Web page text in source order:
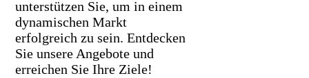
unterstützen Sie, um in einem
dynamischen Markt
erfolgreich zu sein. Entdecken
Sie unsere Angebote und
erreichen Sie Ihre Ziele!